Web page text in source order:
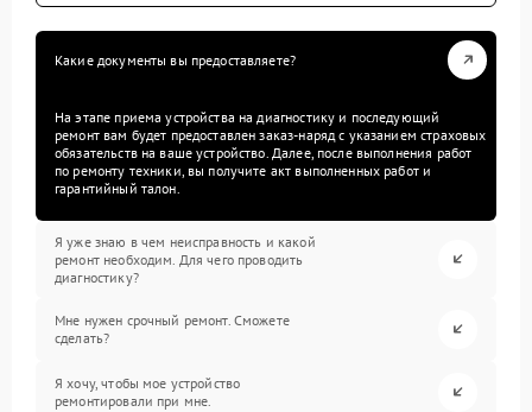
Какие документы вы предоставляете?
На этапе приема устройства на диагностику и последующий
ремонт вам будет предоставлен заказ-наряд с указанием страховых
обязательств на ваше устройство. Далее, после выполнения работ
по ремонту техники, вы получите акт выполненных работ и
гарантийный талон.
Я уже знаю в чем неисправность и какой
ремонт необходим. Для чего проводить
диагностику?
Мне нужен срочный ремонт. Сможете
сделать?
Я хочу, чтобы мое устройство
ремонтировали при мне.